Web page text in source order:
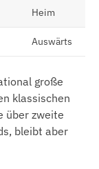
Heim
Auswärts
große
klassischen
über zweite
bleibt aber